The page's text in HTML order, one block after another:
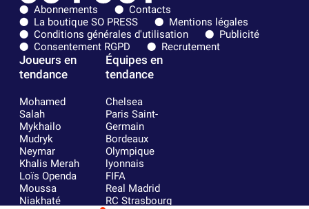
Abonnements
Contacts
La boutique SO PRESS
Mentions légales
Conditions générales d'utilisation
Publicité
Consentement RGPD
Recrutement
Joueurs en
tendance
Mohamed
Salah
Mykhailo
Mudryk
Neymar
Khalis Merah
Loïs Openda
Moussa
Niakhaté
Équipes en
tendance
Chelsea
Paris Saint-
Germain
Bordeaux
Olympique
lyonnais
FIFA
Real Madrid
RC Strasbourg